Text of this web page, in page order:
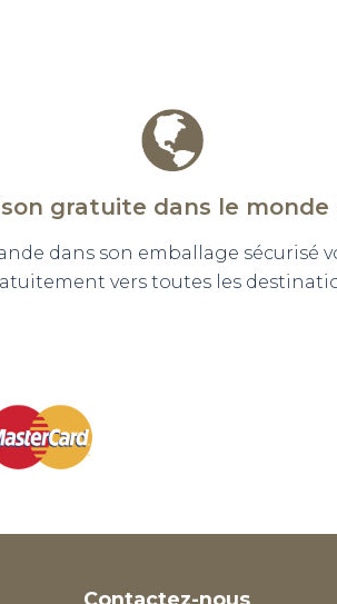
gratuite dans le
dans son emballage sécurisé
vers toutes les